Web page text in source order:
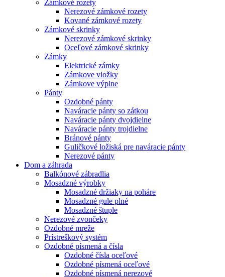
Zámkové rozety
Nerezové zámkové rozety
Kované zámkové rozety
Zámkové skrinky
Nerezové zámkové skrinky
Oceľové zámkové skrinky
Zámky
Elektrické zámky
Zámkove vložky
Zámkove výplne
Pánty
Ozdobné pánty
Naváracie pánty so zátkou
Naváracie pánty dvojdielne
Naváracie pánty trojdielne
Bránové pánty
Guličkové ložiská pre naváracie pánty
Nerezové pánty
Dom a záhrada
Balkónové zábradlia
Mosadzné výrobky
Mosadzné držiaky na poháre
Mosadzné gule plné
Mosadzné štuple
Nerezové zvončeky
Ozdobné mreže
Prístreškový systém
Ozdobné písmená a čísla
Ozdobné čísla oceľové
Ozdobné písmená oceľové
Ozdobné písmená nerezové